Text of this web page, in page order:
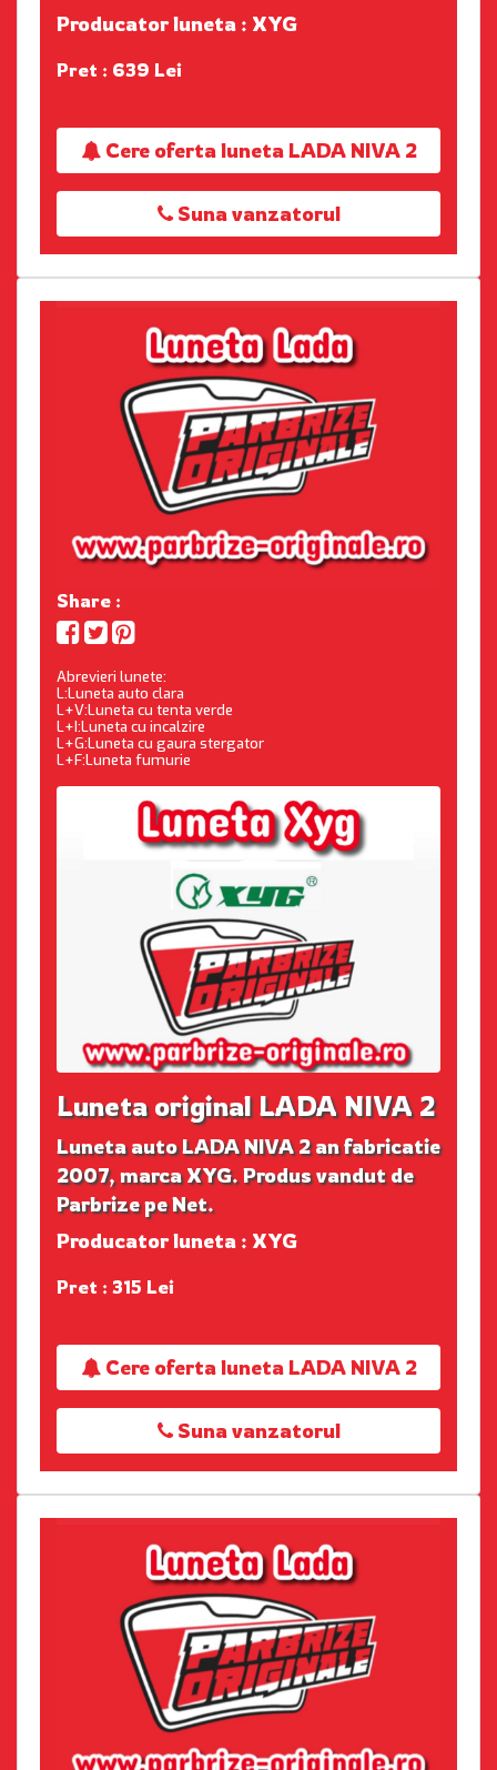
Producator luneta : XYG
Pret : 639 Lei
Cere oferta luneta LADA NIVA 2
Suna vanzatorul
Share :
Abrevieri lunete:
L:Luneta auto clara
L+V:Luneta cu tenta verde
L+I:Luneta cu incalzire
L+G:Luneta cu gaura stergator
L+F:Luneta fumurie
Luneta original LADA NIVA 2
Luneta auto LADA NIVA 2 an fabricatie
2007, marca XYG. Produs vandut de
Parbrize pe Net.
Producator luneta : XYG
Pret : 315 Lei
Cere oferta luneta LADA NIVA 2
Suna vanzatorul